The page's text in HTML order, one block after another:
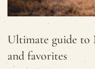
Ultimate guide to
and favorites